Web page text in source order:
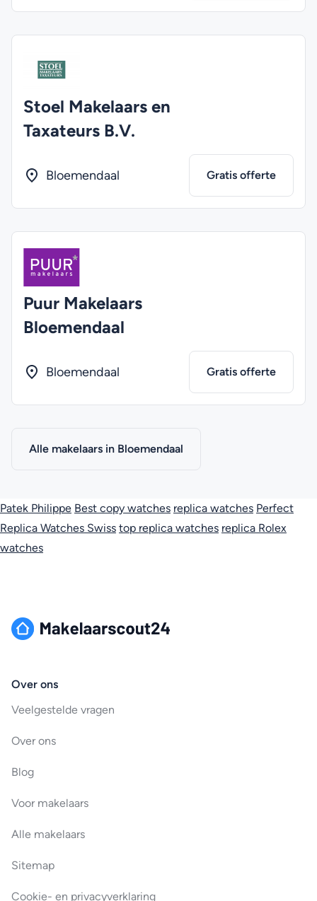
Stoel Makelaars en
Taxateurs B.V.
Bloemendaal Gratis offerte
Puur Makelaars
Bloemendaal
Bloemendaal Gratis offerte
Alle makelaars in Bloemendaal
Patek Philippe Best copy watches replica watches Perfect
Replica Watches Swiss top replica watches replica Rolex
watches
Over ons
Veelgestelde vragen
Over ons
Blog
Voor makelaars
Alle makelaars
Sitemap
Cookie- en privacyverklaring